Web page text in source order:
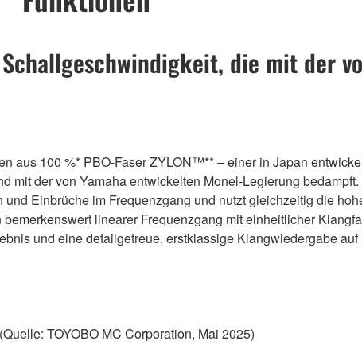
die mit der
aus 100 %* PBO-Faser ZYLON™** – einer in Japan
mit der von Yamaha entwickelten Monel-Legierung
Einbrüche im Frequenzgang und nutzt gleichzeitig die
linearer Frequenzgang mit einheitlicher
und eine detailgetreue, erstklassige Klangwiedergabe
TOYOBO MC Corporation, Mai 2025)